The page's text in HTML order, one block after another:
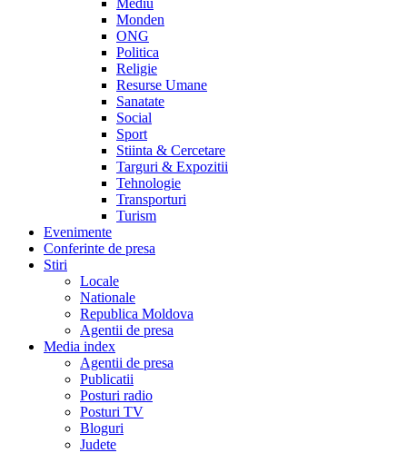
Mediu
Monden
ONG
Politica
Religie
Resurse Umane
Sanatate
Social
Sport
Stiinta & Cercetare
Targuri & Expozitii
Tehnologie
Transporturi
Turism
Evenimente
Conferinte de presa
Stiri
Locale
Nationale
Republica Moldova
Agentii de presa
Media index
Agentii de presa
Publicatii
Posturi radio
Posturi TV
Bloguri
Judete